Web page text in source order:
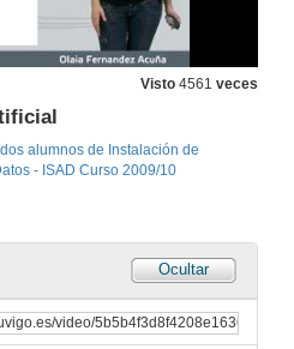
Visto 4561 veces
alumnos de Instalación de
- ISAD Curso 2009/10
Ocultar
Función depuración dunha fonte graph en Simatic
xuño de 2010
xuño de 2010